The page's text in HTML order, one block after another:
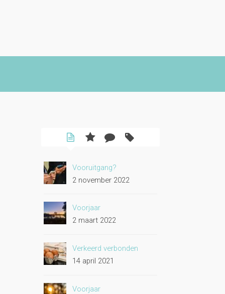
Vooruitgang?
2 november 2022
Voorjaar
2 maart 2022
Verkeerd verbonden
14 april 2021
Voorjaar